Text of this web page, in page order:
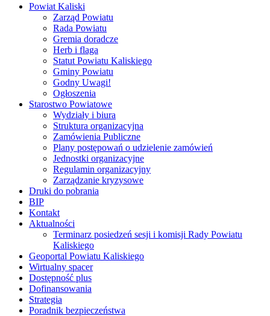
Powiat Kaliski
Zarząd Powiatu
Rada Powiatu
Gremia doradcze
Herb i flaga
Statut Powiatu Kaliskiego
Gminy Powiatu
Godny Uwagi!
Ogłoszenia
Starostwo Powiatowe
Wydziały i biura
Struktura organizacyjna
Zamówienia Publiczne
Plany postępowań o udzielenie zamówień
Jednostki organizacyjne
Regulamin organizacyjny
Zarządzanie kryzysowe
Druki do pobrania
BIP
Kontakt
Aktualności
Terminarz posiedzeń sesji i komisji Rady Powiatu
Kaliskiego
Geoportal Powiatu Kaliskiego
Wirtualny spacer
Dostępność plus
Dofinansowania
Strategia
Poradnik bezpieczeństwa